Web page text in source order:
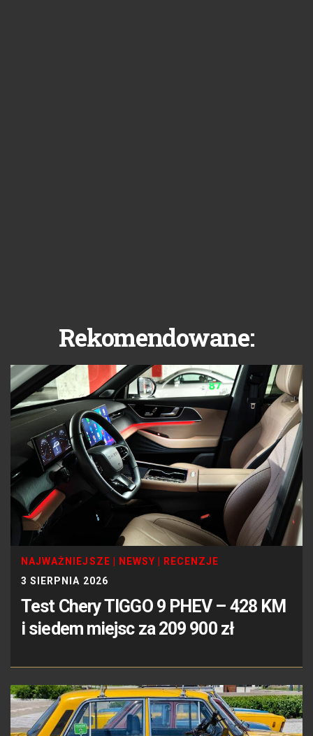
Rekomendowane:
NAJWAŻNIEJSZE NEWSY
RECENZJE
3 SIERPNIA 2026
Test Chery TIGGO 9 PHEV – 428 KM
i siedem miejsc za 209 900 zł